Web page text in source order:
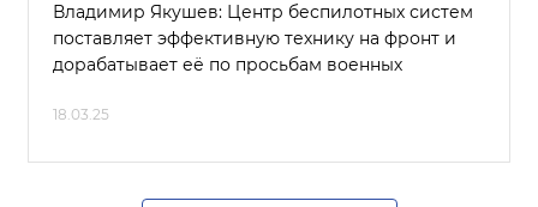
Владимир Якушев: Центр беспилотных систем
поставляет эффективную технику на фронт и
дорабатывает её по просьбам военных
18.03.25